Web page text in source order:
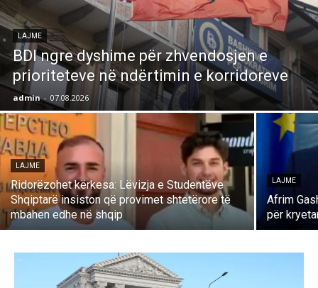
LAJME
BDI ngre dyshime për zhvendosjen e
prioriteteve në ndërtimin e korridoreve
admin - 07.08.2026
LAJME
Ridorëzohet kërkesa: Lëvizja e Studentëve
Shqiptarë insiston që provimet shtetërore të
mbahen edhe në shqip
LAJME
Afrim
për